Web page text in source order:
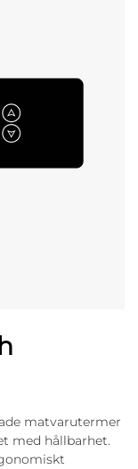
matvarutermer
med hållbarhet.